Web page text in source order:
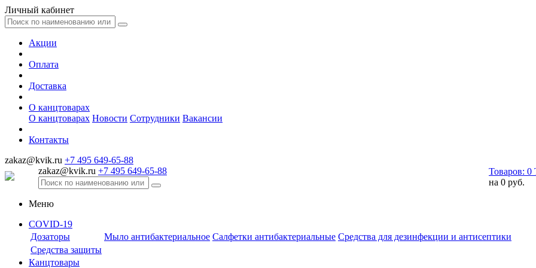
Личный кабинет
Акции
Оплата
Доставка
О канцтоварах
О канцтоварах Новости Сотрудники Вакансии
Контакты
zakaz@kvik.ru +7 495 649-65-88
zakaz@kvik.ru +7 495 649-65-88 Товаров: 0
на 0 руб.
Меню
COVID-19
Дозаторы
Мыло антибактериальное Салфетки антибактериальные Средства для дезинфекции и антисептики
Средства защиты
Канцтовары